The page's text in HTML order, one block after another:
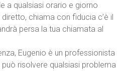
a qualsiasi orario e giorno
chiama con fiducia c’è il
persa la tua chiamata al
Eugenio è un professionista
risolvere qualsiasi problema